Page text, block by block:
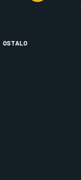
OSTALO